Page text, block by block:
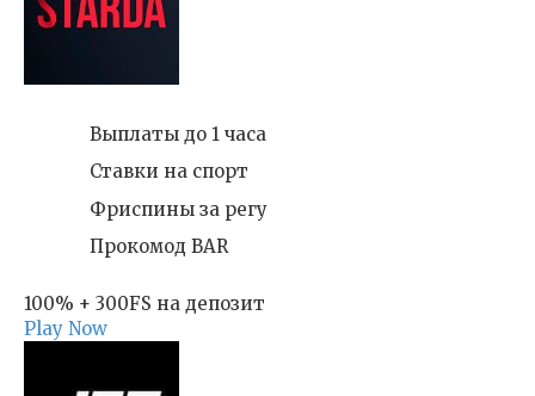
Выплаты до 1 часа
Ставки на спорт
Фриспины за регу
Прокомод BAR
100% + 300FS на депозит
Play Now